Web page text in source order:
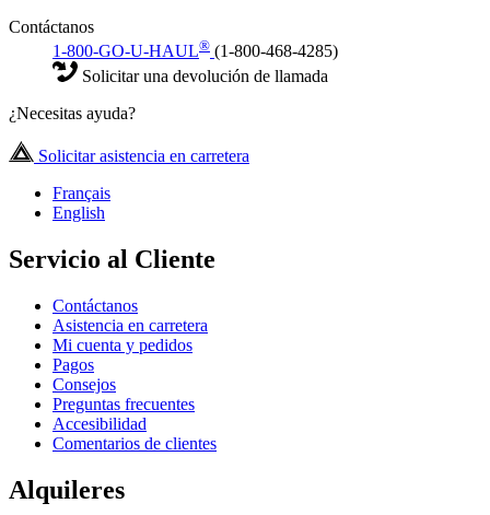
Contáctanos
1-800-GO-U-HAUL® (1-800-468-4285)
Solicitar una devolución de llamada
¿Necesitas ayuda?
Solicitar asistencia en carretera
Français
English
Servicio al Cliente
Contáctanos
Asistencia en carretera
Mi cuenta y pedidos
Pagos
Consejos
Preguntas frecuentes
Accesibilidad
Comentarios de clientes
Alquileres